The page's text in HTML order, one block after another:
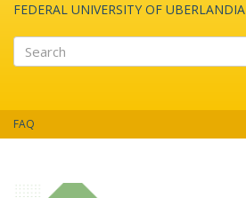
FEDERAL UNIVERSITY OF UBERLANDIA
FAQ